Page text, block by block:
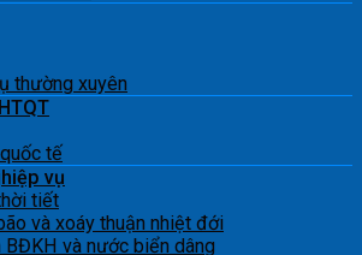
thường xuyên
tế
vụ
tiết
và xoáy thuận nhiệt đới
BĐKH và nước biển dâng